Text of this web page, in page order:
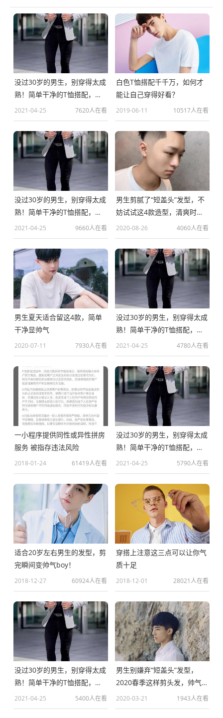
没过30岁的男生，别穿得太成
熟！简单干净的T恤搭配，帅
气又减龄
2021-04-25 7620人在看
白色T恤搭配千千万，如何才
能让自己穿得好看？
2019-06-11 10517人在看
没过30岁的男生，别穿得太成
熟！简单干净的T恤搭配，帅
气又减龄
2021-04-25 9660人在看
男生剪腻了“短盖头”发型，不
妨试试这4款造型，清爽时尚
显帅气
2020-08-26 4060人在看
男生夏天适合留这4款，简单
干净显帅气
2020-07-11 7930人在看
没过30岁的男生，别穿得太成
熟！简单干净的T恤搭配，帅
气又减龄
2021-04-25 4780人在看
一小程序提供同性或异性拼房
服务 被指存违法风险
2018-01-24 61419人在看
没过30岁的男生，别穿得太成
熟！简单干净的T恤搭配，帅
气又减龄
2021-04-25 5790人在看
适合20岁左右男生的发型，剪
完瞬间变帅气boy！
2018-12-27 60924人在看
穿搭上注意这三点可以让你气
质十足
2018-12-01 28021人在看
没过30岁的男生，别穿得太成
熟！简单干净的T恤搭配，帅
气又减龄
2021-04-25 5400人在看
男生别嫌弃“短盖头”发型，
2020春季这样剪头发，帅气又
减龄
2020-03-21 1943人在看